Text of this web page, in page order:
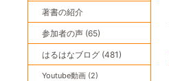
著書の紹介
参加者の声 (65)
はるはなブログ (481)
Youtube動画 (2)